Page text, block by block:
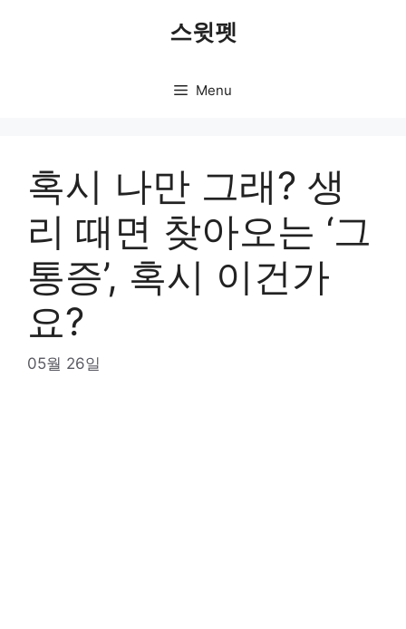
스윗펫
Menu
혹시 나만 그래? 생
리 때면 찾아오는 ‘그
통증’, 혹시 이건가
요?
05월 26일